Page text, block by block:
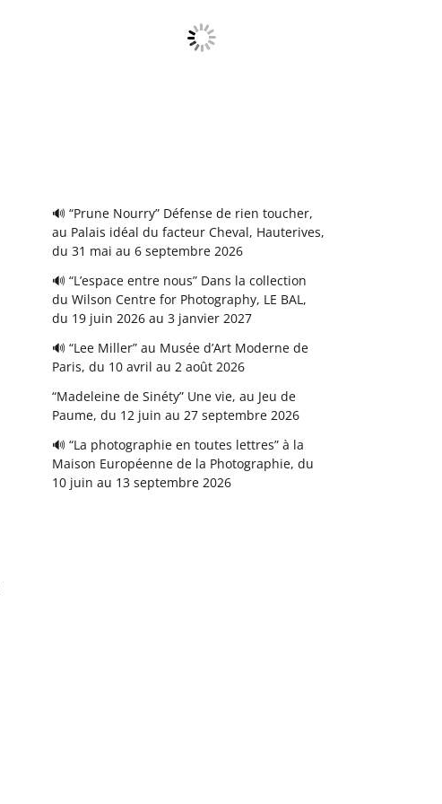
🔊 “Prune Nourry” Défense de rien toucher,
au Palais idéal du facteur Cheval, Hauterives,
du 31 mai au 6 septembre 2026
🔊 “L’espace entre nous” Dans la collection
du Wilson Centre for Photography, LE BAL,
du 19 juin 2026 au 3 janvier 2027
🔊 “Lee Miller” au Musée d’Art Moderne de
Paris, du 10 avril au 2 août 2026
“Madeleine de Sinéty” Une vie, au Jeu de
Paume, du 12 juin au 27 septembre 2026
🔊 “La photographie en toutes lettres” à la
Maison Européenne de la Photographie, du
10 juin au 13 septembre 2026